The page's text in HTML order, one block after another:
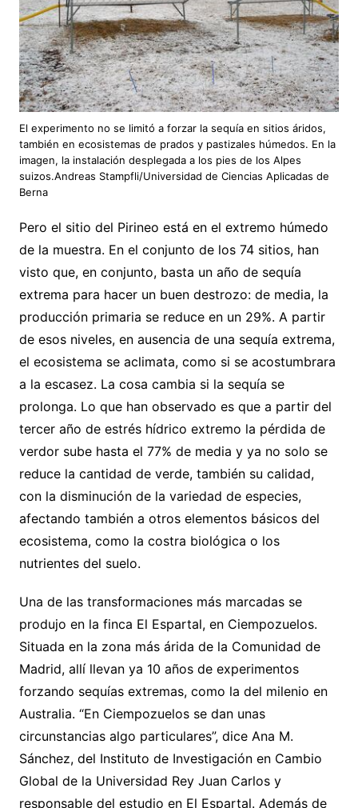
El experimento no se limitó a forzar la sequía en sitios áridos,
también en ecosistemas de prados y pastizales húmedos. En la
imagen, la instalación desplegada a los pies de los Alpes
suizos.Andreas Stampfli/Universidad de Ciencias Aplicadas de
Berna
Pero el sitio del Pirineo está en el extremo húmedo
de la muestra. En el conjunto de los 74 sitios, han
visto que, en conjunto, basta un año de sequía
extrema para hacer un buen destrozo: de media, la
producción primaria se reduce en un 29%. A partir
de esos niveles, en ausencia de una sequía extrema,
el ecosistema se aclimata, como si se acostumbrara
a la escasez. La cosa cambia si la sequía se
prolonga. Lo que han observado es que a partir del
tercer año de estrés hídrico extremo la pérdida de
verdor sube hasta el 77% de media y ya no solo se
reduce la cantidad de verde, también su calidad,
con la disminución de la variedad de especies,
afectando también a otros elementos básicos del
ecosistema, como la costra biológica o los
nutrientes del suelo.
Una de las transformaciones más marcadas se
produjo en la finca El Espartal, en Ciempozuelos.
Situada en la zona más árida de la Comunidad de
Madrid, allí llevan ya 10 años de experimentos
forzando sequías extremas, como la del milenio en
Australia. “En Ciempozuelos se dan unas
circunstancias algo particulares”, dice Ana M.
Sánchez, del Instituto de Investigación en Cambio
Global de la Universidad Rey Juan Carlos y
responsable del estudio en El Espartal. Además de